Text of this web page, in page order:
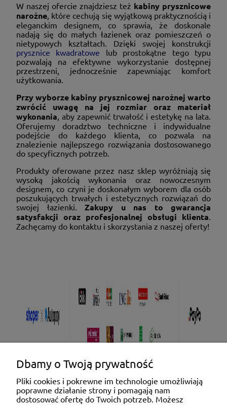
W naszej ofercie znajdziesz też kabiny prysznicowe
narożne, które cechują się wyjątkową praktycznością i
eleganckim designem, co sprawia, że doskonale
nadają się do małych łazienek oraz pomieszczeń o
nietypowych kształtach. Dzięki swojej konstrukcji
prysznice kwadratowe lub prostokątne tego typu
pozwalają na efektywne wykorzystanie dostępnej
przestrzeni, jednocześnie zapewniając komfort
użytkowania.
Przy wyborze kabiny prysznicowej narożnej warto
zwrócić uwagę na jej rozmiar oraz materiał
wykonania, aby zapewnić trwałość i estetykę na lata.
Oferujemy doradztwo techniczne i indywidualne
podejście do każdego klienta, co pozwala na
znalezienie najlepszego rozwiązania dostosowanego
do specyficznych potrzeb.
Produkty oferowane przez nasz sklep wyróżniają się
wysoką jakością wykonania oraz nowoczesnym
designem, co czyni je doskonałym wyborem dla osób
poszukujących trwałych i estetycznych rozwiązań do
swojej łazienki. Zakupy u nas to gwarancja
satysfakcji oraz profesjonalnej obsługi klienta.
Zachęcamy do kontaktu i skorzystania z naszej oferty!
Pomoc
Dbamy o Twoją prywatność
Pliki cookies i pokrewne im technologie umożliwiają
poprawne działanie strony i pomagają nam
dostosować ofertę do Twoich potrzeb. Możesz